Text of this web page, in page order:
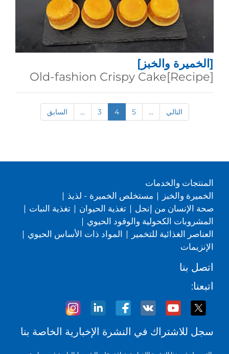
[الخميرة والخبز]
[Recipe]Old-fashion Crispy Cake
السابق ... 3 4 5 ... التالي
المنتجات والخدمات
الخميرة والخبز
| مستخلص الخميرة - لذيذ |
صحة الإنسان من إنجل | تغذية الحيوان | تغذية النبات |
المشروبات الكحولية والوقود الحيوي |
العناصر الغذائية للتخمير
| المواد ذات الأساس الحيوي |
الإنزيمات
اتصل بنا
اتبعنا:
سجل للاشتراك في النشرة الإخبارية الخاصة بنا